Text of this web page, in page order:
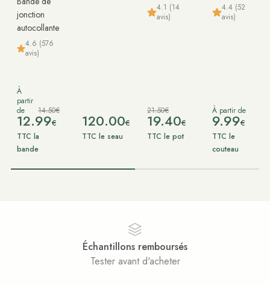
jonction
autocollante
4.6 (576
avis)
À
partir
de
14.50€
12.99€
TTC la
bande
120.00€
TTC le seau
4.1 (14
avis)
21.50€
19.40€
TTC le pot
4.4 (52
avis)
À partir de
9.99€
TTC le
couteau
Échantillons remboursés
Tester avant d'acheter